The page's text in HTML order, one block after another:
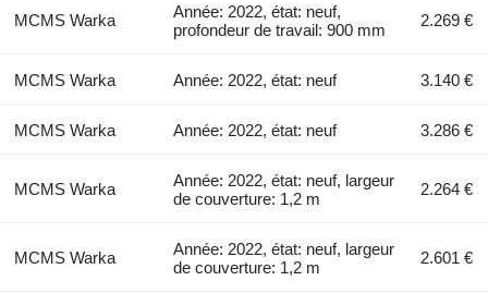
MCMS Warka
Année: 2022, état: neuf,
profondeur de travail: 900 mm
2.269 €
MCMS Warka Année: 2022, état: neuf 3.140 €
MCMS Warka Année: 2022, état: neuf 3.286 €
MCMS Warka
Année: 2022, état: neuf, largeur
de couverture: 1,2 m
2.264 €
MCMS Warka
Année: 2022, état: neuf, largeur
de couverture: 1,2 m
2.601 €